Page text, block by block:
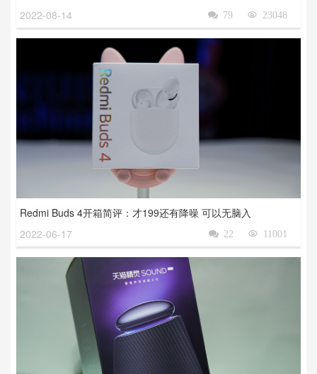
2022-08-14
23048

79

Redmi Buds 4开箱简评：才199还有降噪 可以无脑入
2022-06-17
11001

22
